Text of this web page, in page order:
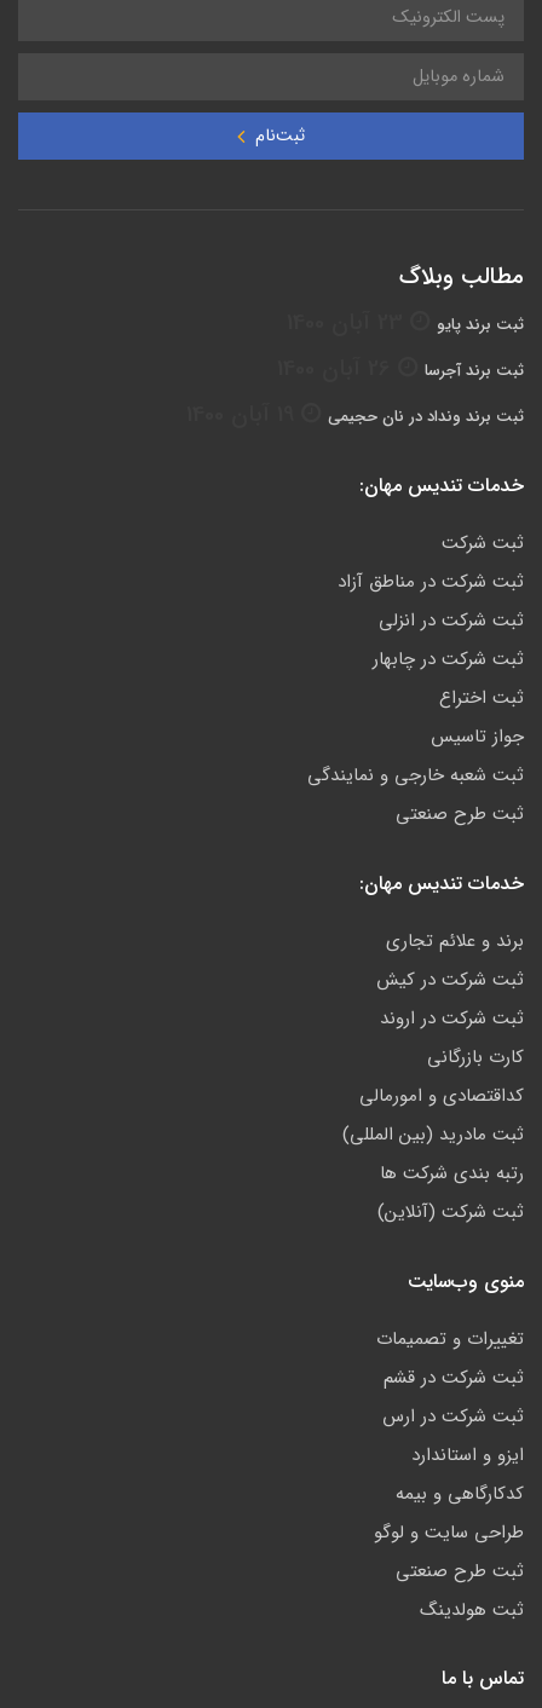
ثبت‌نام
مطالب وبلاگ
ثبت برند پایو
ثبت برند آجرسا
ثبت برند ونداد در نان حجیمی
خدمات تندیس مهان:
ثبت شرکت
ثبت شرکت در مناطق آزاد
ثبت شرکت در انزلی
ثبت شرکت در چابهار
ثبت اختراع
جواز تاسیس
ثبت شعبه خارجی و نمایندگی
ثبت طرح صنعتی
خدمات تندیس مهان:
برند و علائم تجاری
ثبت شرکت در کیش
ثبت شرکت در اروند
کارت بازرگانی
کداقتصادی و امورمالی
ثبت مادرید (بین المللی)
رتبه بندی شرکت ها
ثبت شرکت (آنلاین)
منوی وب‌سایت
تغییرات و تصمیمات
ثبت شرکت در قشم
ثبت شرکت در ارس
ایزو و استاندارد
کدکارگاهی و بیمه
طراحی سایت و لوگو
ثبت طرح صنعتی
ثبت هولدینگ
تماس با ما